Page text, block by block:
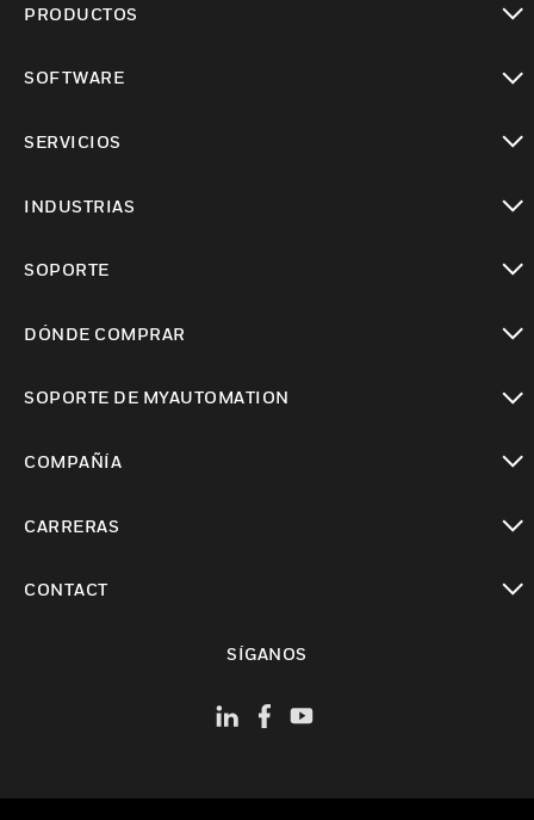
PRODUCTOS
SOFTWARE
SERVICIOS
INDUSTRIAS
SOPORTE
DÓNDE COMPRAR
SOPORTE DE MYAUTOMATION
COMPAÑÍA
CARRERAS
CONTACT
SÍGANOS